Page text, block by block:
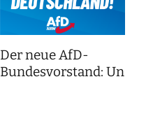
Der neue AfD-
Bundesvorstand: